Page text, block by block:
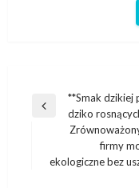
Nawigacja
wpisu
Previous
**Smak dzikiej
dziko
Post
firmy
ekologiczne bez